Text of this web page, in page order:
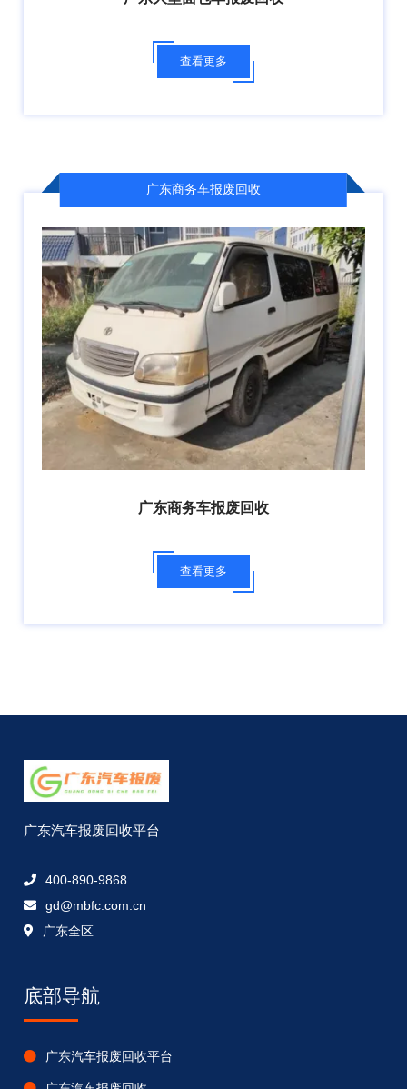
查看更多
广东商务车报废回收
广东商务车报废回收
查看更多
广东汽车报废回收平台
400-890-9868
gd@mbfc.com.cn
广东全区
底部导航
广东汽车报废回收平台